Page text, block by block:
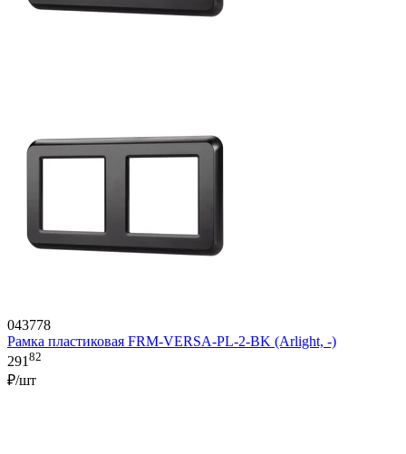
043778
Рамка пластиковая FRM-VERSA-PL-2-BK (Arlight, -)
291 82
₽/шт